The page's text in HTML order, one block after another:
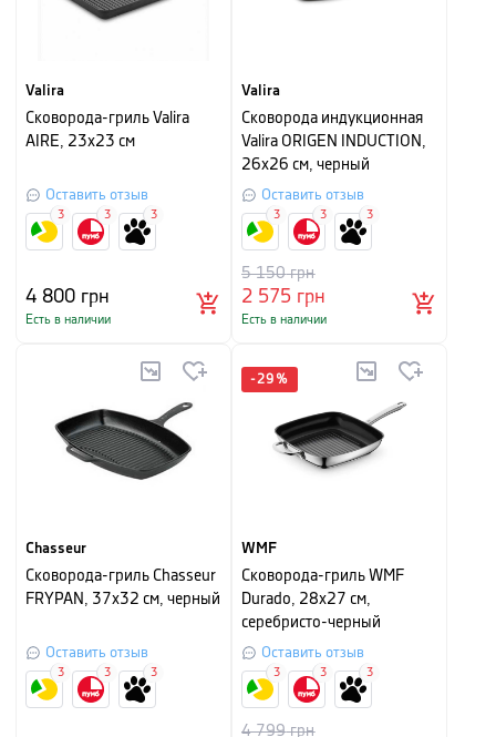
Valira
Сковорода-гриль Valira
AIRE, 23x23 см
Оставить отзыв
4 800 грн
Есть в наличии
3 3 3
Valira
Сковорода индукционная
Valira ORIGEN INDUCTION,
26х26 см, черный
Оставить отзыв
2 575 грн
5 150грн
Есть в наличии
3 3 3
Chasseur
Сковорода-гриль Chasseur
FRYPAN, 37х32 см, черный
Оставить отзыв
3 3 3
-29 %
WMF
Сковорода-гриль WMF
Durado, 28х27 см,
серебристо-черный
Оставить отзыв
4 799грн
3 3 3